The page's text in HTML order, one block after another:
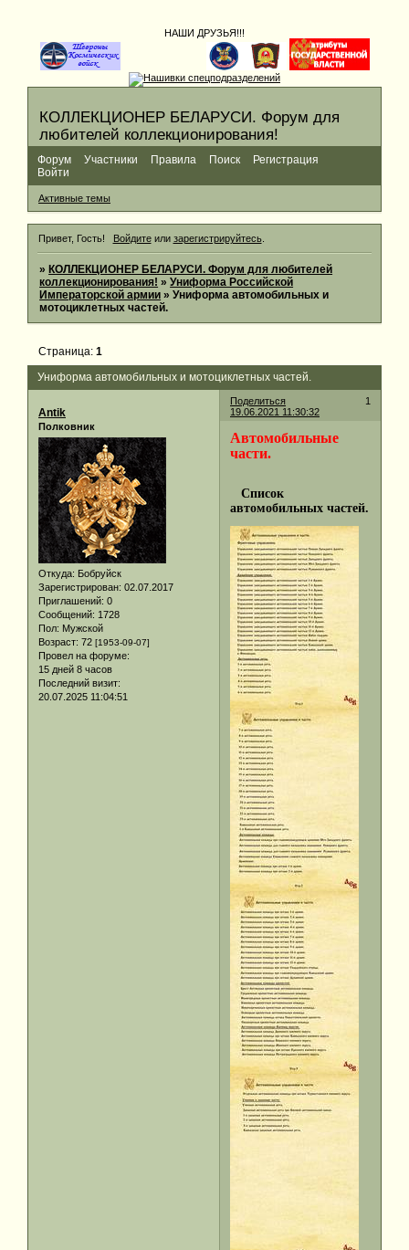
НАШИ ДРУЗЬЯ!!!
КОЛЛЕКЦИОНЕР БЕЛАРУСИ. Форум для
любителей коллекционирования!
Форум Участники Правила Поиск
Регистрация
Войти
Активные темы
Привет, Гость! Войдитеили зарегистрируйтесь.
»КОЛЛЕКЦИОНЕР БЕЛАРУСИ. Форум для любителей
коллекционирования! »Униформа Российской
Императорской армии »Униформа автомобильных и
мотоциклетных частей.
Униформа автомобильных и мотоциклетных частей.
Страница:1
Поделиться
1
19.06.2021 11:30:32
Antik
Полковник
Откуда: Бобруйск
Зарегистрирован: 02.07.2017
Приглашений: 0
Сообщений: 1728
Пол: Мужской
Возраст: 72 [1953-09-07]
Провел на форуме:
15 дней 8 часов
Последний визит:
20.07.2025 11:04:51
Автомобильные
части.
Список
автомобильных частей.